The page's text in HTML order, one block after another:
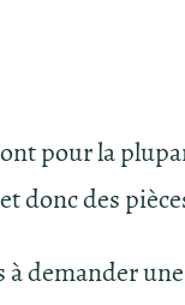
pour la
et donc des
à demander